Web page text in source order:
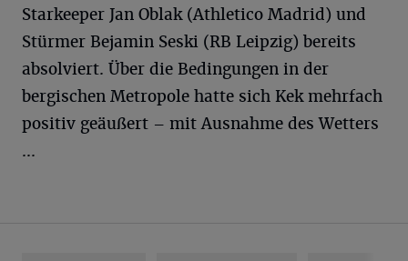
Starkeeper Jan Oblak (Athletico Madrid) und
Stürmer Bejamin Seski (RB Leipzig) bereits
absolviert. Über die Bedingungen in der
bergischen Metropole hatte sich Kek mehrfach
positiv geäußert – mit Ausnahme des Wetters
...